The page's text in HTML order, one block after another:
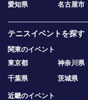
愛知県
名古屋市
テニスイベントを探す
関東のイベント
東京都
神奈川県
千葉県
茨城県
近畿のイベント